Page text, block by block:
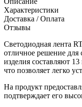
Характеристики
Доставка / Оплата
Отзывы
Светодиодная лента
отличное решение для
изделия составляют
что позволяет легко
На продукт
подтверждает его